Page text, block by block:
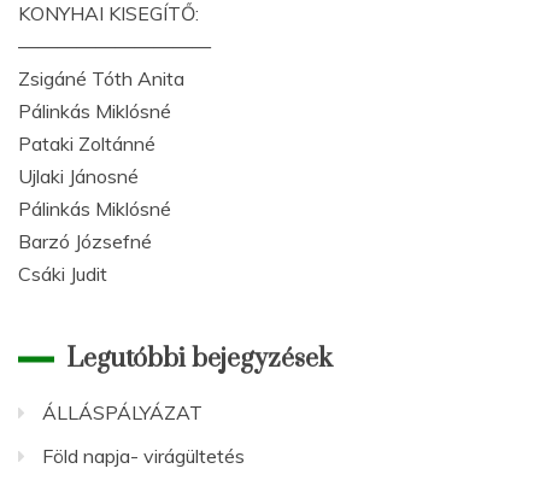
KONYHAI KISEGÍTŐ:
——————————
Zsigáné Tóth Anita
Pálinkás Miklósné
Pataki Zoltánné
Ujlaki Jánosné
Pálinkás Miklósné
Barzó Józsefné
Csáki Judit
Legutóbbi bejegyzések
ÁLLÁSPÁLYÁZAT
Föld napja- virágültetés